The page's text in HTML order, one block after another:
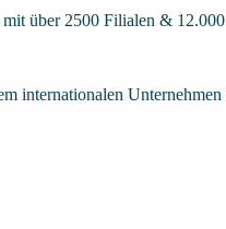
über 2500 Filialen &
internationalen